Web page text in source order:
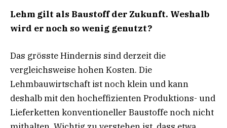
Lehm gilt als Baustoff der Zukunft. Weshalb
wird er noch so wenig genutzt?
Das grösste Hindernis sind derzeit die
vergleichsweise hohen Kosten. Die
Lehmbauwirtschaft ist noch klein und kann
deshalb mit den hocheffizienten Produktions- und
Lieferketten konventioneller Baustoffe noch nicht